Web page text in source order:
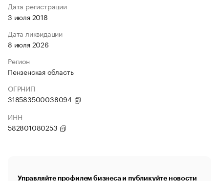
Дата регистрации
3 июля 2018
Дата ликвидации
8 июля 2026
Регион
Пензенская область
ОГРНИП
318583500038094
ИНН
582801080253
Управляйте профилем бизнеса и публикуйте новости